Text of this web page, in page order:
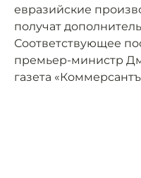
евразийские
получат
Соответствующее
премьер-министр
газета